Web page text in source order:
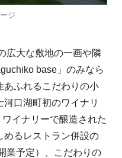
ジ
広大な敷地の一画や隣
base」のみなら
あふれるこだわりの小
口湖町初のワイナリ
イナリーで醸造された
めるレストラン併設の
業予定）、こだわりの